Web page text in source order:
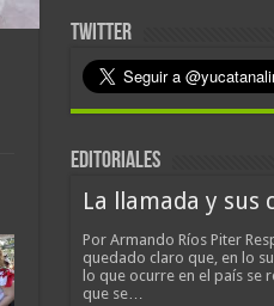
TWITTER
EDITORIALES
La llamada y sus
Por Armando Ríos Piter
quedado claro que, en lo
lo que ocurre en el país se
que se…